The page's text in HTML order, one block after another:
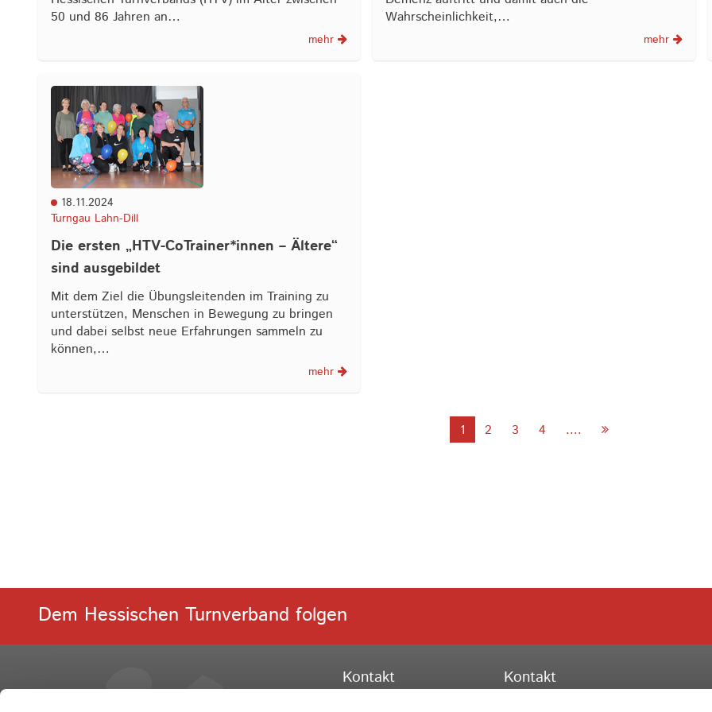
50 und 86 Jahren an…
mehr
Wahrscheinlichkeit,…
mehr
18.11.2024
Turngau Lahn-Dill
Die ersten „HTV-CoTrainer*innen – Ältere“
sind ausgebildet
Mit dem Ziel die Übungsleitenden im Training zu
unterstützen, Menschen in Bewegung zu bringen
und dabei selbst neue Erfahrungen sammeln zu
können,…
mehr
1 2 3 4 ....
Dem Hessischen Turnverband folgen
Kontakt Kontakt